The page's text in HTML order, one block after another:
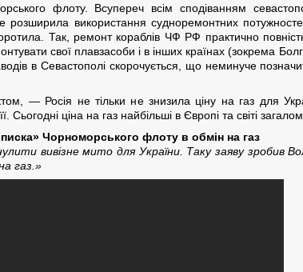
флоту. Всупереч всім сподіванням
розширила використання судноремонтних
Так, ремонт кораблів ЧФ РФ практично
свої плавзасоби і в інших країнах (зокрема
в Севастополі скорочується, що неминуче
— Росія не тільки не знизила ціну на газ для
ціна на газ найбільші в Європі та світі загалом.
Чорноморського флоту в обмін на газ
вивізне мито для України. Таку заяву зробив
газ.»